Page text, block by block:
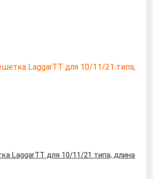
LaggarTT для 10/11/21 типа, длина